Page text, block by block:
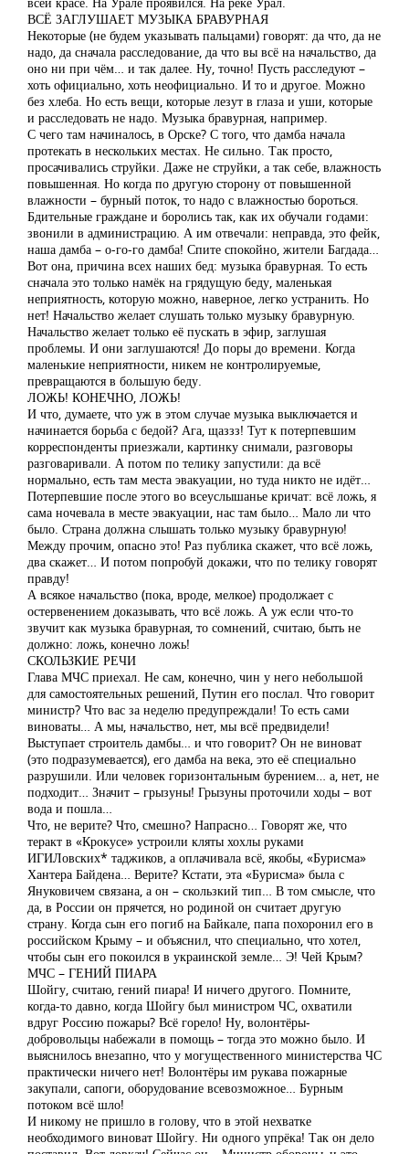
ВСЁ ЗАГЛУШАЕТ МУЗЫКА БРАВУРНАЯ
Некоторые (не будем указывать пальцами) говорят: да что, да не
надо, да сначала расследование, да что вы всё на начальство, да
оно ни при чём… и так далее. Ну, точно! Пусть расследуют –
хоть официально, хоть неофициально. И то и другое. Можно
без хлеба. Но есть вещи, которые лезут в глаза и уши, которые
и расследовать не надо. Музыка бравурная, например.
С чего там начиналось, в Орске? С того, что дамба начала
протекать в нескольких местах. Не сильно. Так просто,
просачивались струйки. Даже не струйки, а так себе, влажность
повышенная. Но когда по другую сторону от повышенной
влажности – бурный поток, то надо с влажностью бороться.
Бдительные граждане и боролись так, как их обучали годами:
звонили в администрацию. А им отвечали: неправда, это фейк,
наша дамба – о-го-го дамба! Спите спокойно, жители Багдада…
Вот она, причина всех наших бед: музыка бравурная. То есть
сначала это только намёк на грядущую беду, маленькая
неприятность, которую можно, наверное, легко устранить. Но
нет! Начальство желает слушать только музыку бравурную.
Начальство желает только её пускать в эфир, заглушая
проблемы. И они заглушаются! До поры до времени. Когда
маленькие неприятности, никем не контролируемые,
превращаются в большую беду.
ЛОЖЬ! КОНЕЧНО, ЛОЖЬ!
И что, думаете, что уж в этом случае музыка выключается и
начинается борьба с бедой? Ага, щаззз! Тут к потерпевшим
корреспонденты приезжали, картинку снимали, разговоры
разговаривали. А потом по телику запустили: да всё
нормально, есть там места эвакуации, но туда никто не идёт…
Потерпевшие после этого во всеуслышанье кричат: всё ложь, я
сама ночевала в месте эвакуации, нас там было… Мало ли что
было. Страна должна слышать только музыку бравурную!
Между прочим, опасно это! Раз публика скажет, что всё ложь,
два скажет… И потом попробуй докажи, что по телику говорят
правду!
А всякое начальство (пока, вроде, мелкое) продолжает с
остервенением доказывать, что всё ложь. А уж если что-то
звучит как музыка бравурная, то сомнений, считаю, быть не
должно: ложь, конечно ложь!
СКОЛЬЗКИЕ РЕЧИ
Глава МЧС приехал. Не сам, конечно, чин у него небольшой
для самостоятельных решений, Путин его послал. Что говорит
министр? Что вас за неделю предупреждали! То есть сами
виноваты… А мы, начальство, нет, мы всё предвидели!
Выступает строитель дамбы… и что говорит? Он не виноват
(это подразумевается), его дамба на века, это её специально
разрушили. Или человек горизонтальным бурением… а, нет, не
подходит… Значит – грызуны! Грызуны проточили ходы – вот
вода и пошла…
Что, не верите? Что, смешно? Напрасно… Говорят же, что
теракт в «Крокусе» устроили кляты хохлы руками
ИГИЛовских* таджиков, а оплачивала всё, якобы, «Бурисма»
Хантера Байдена… Верите? Кстати, эта «Бурисма» была с
Януковичем связана, а он – скользкий тип… В том смысле, что
да, в России он прячется, но родиной он считает другую
страну. Когда сын его погиб на Байкале, папа похоронил его в
российском Крыму – и объяснил, что специально, что хотел,
чтобы сын его покоился в украинской земле… Э! Чей Крым?
МЧС – ГЕНИЙ ПИАРА
Шойгу, считаю, гений пиара! И ничего другого. Помните,
когда-то давно, когда Шойгу был министром ЧС, охватили
вдруг Россию пожары? Всё горело! Ну, волонтёры-
добровольцы набежали в помощь – тогда это можно было. И
выяснилось внезапно, что у могущественного министерства ЧС
практически ничего нет! Волонтёры им рукава пожарные
закупали, сапоги, оборудование всевозможное… Бурным
потоком всё шло!
И никому не пришло в голову, что в этой нехватке
необходимого виноват Шойгу. Ни одного упрёка! Так он дело